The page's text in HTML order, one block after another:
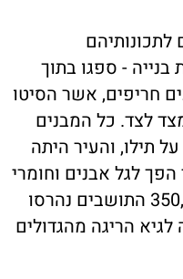
בנייה - ספגו בתוך
30 ל-90 זעזועים חריפים, אשר הסיטו
לצד. כל המבנים
תילו, והעיר היתה
לגל אבנים וחומרי
בנייה. בעיר לנינאקאן בת 350,000 התושבים נהרסו
לגיא הריגה מהגדולים